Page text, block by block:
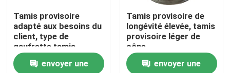
Contrôle de qualité
Contactez-nous
Tamis provisoire
adapté aux besoins du
client, type de
gaufrette tamis
conique provisoire
pour des pompes
envoyer une
Tamis provisoire de
longévité élevée, tamis
provisoire léger de
cône
envoyer une